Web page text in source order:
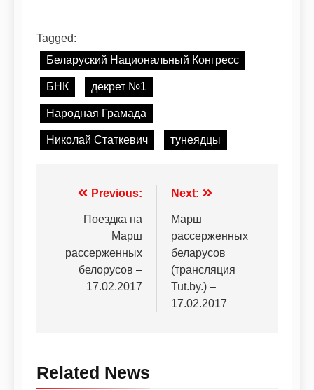
Tagged:
Беларуский Национальный Конгресс
БНК декрет №1
Народная Грамада
Николай Статкевич тунеядцы
Previous:
Поездка на
Марш
рассерженных
белорусов –
17.02.2017
Next:
Марш
рассерженных
беларусов
(трансляция
Tut.by.) –
17.02.2017
Related News